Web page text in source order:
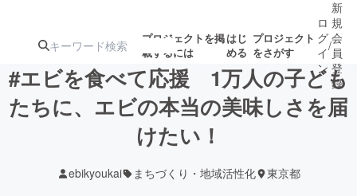
プロジェクトを掲
載するには
はじ
める
プロジェクト
をさがす
注目の新着プロ
ジェクト
募集終了が近いプ
ロ
グ
イ
ン
/
新
規
会
員
登
録
#エビを食べて応援 1万人の子ども
たちに、エビの本当の美味しさを届
けたい！
ebikyoukai まちづくり・地域活性化 東京都